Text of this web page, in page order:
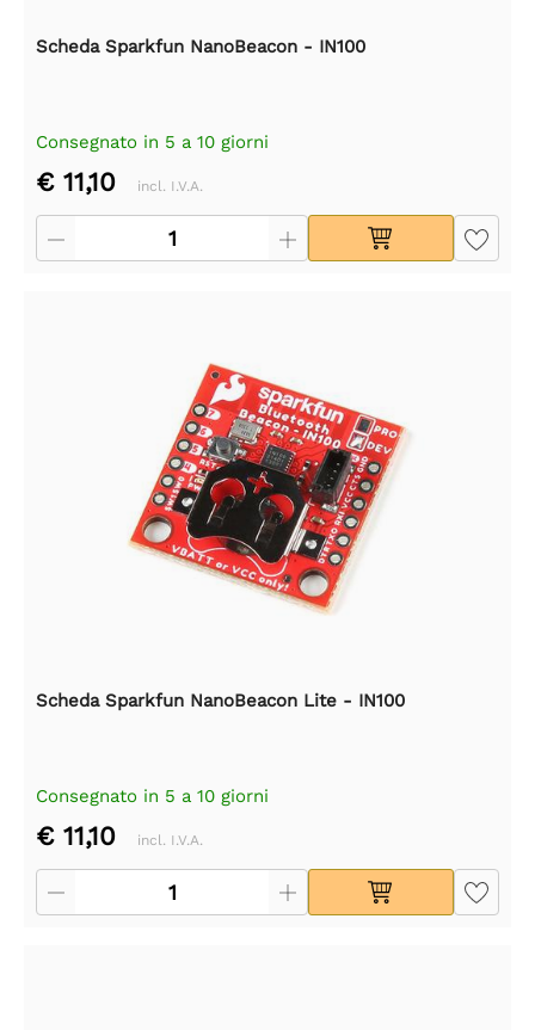
Scheda Sparkfun NanoBeacon - IN100
Consegnato in 5 a 10 giorni
€ 11,10 incl. I.V.A.
Scheda Sparkfun NanoBeacon Lite - IN100
Consegnato in 5 a 10 giorni
€ 11,10 incl. I.V.A.